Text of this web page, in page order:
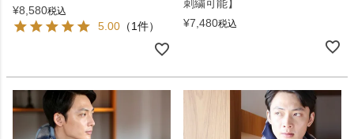
¥8,580税込
5.00 （1件）
刺繍可能】
¥7,480税込